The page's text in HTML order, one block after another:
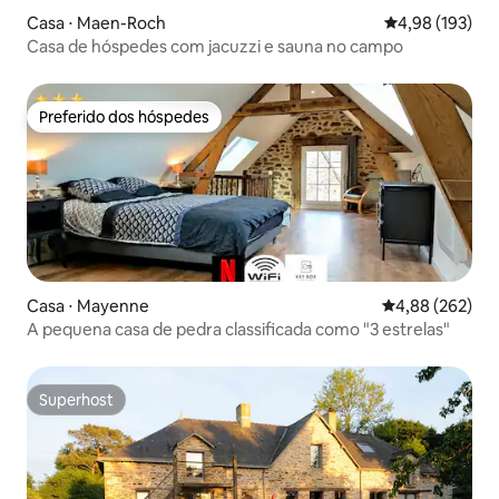
Casa ⋅ Maen-Roch 4,98 de uma
4,98 (193)
Casa de hóspedes com jacuzzi e sauna no campo
Preferido dos hóspedes
Preferido dos hóspedes
Casa ⋅ Mayenne 4,88 de uma
4,88 (262)
A pequena casa de pedra classificada como "3 estrelas"
Superhost
Superhost